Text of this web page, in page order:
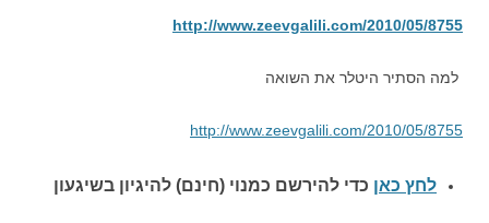
http://www.zeevgalili.com/2010/05/8755
למה הסתיר היטלר את השואה
http://www.zeevgalili.com/2010/05/8755
לחץ כאן כדי להירשם כ מנוי (חינם) להיגיון בשיגעון